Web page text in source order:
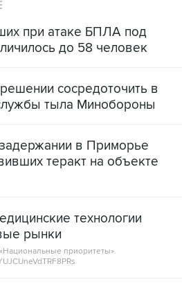
при атаке БПЛА под
до 58 человек
сосредоточить в
тыла Минобороны
в Приморье
теракт на объекте
технологии
рынки
приоритеты».